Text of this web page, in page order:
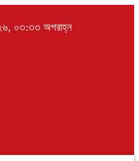
০৩:৩৩ অপরাহ্ন